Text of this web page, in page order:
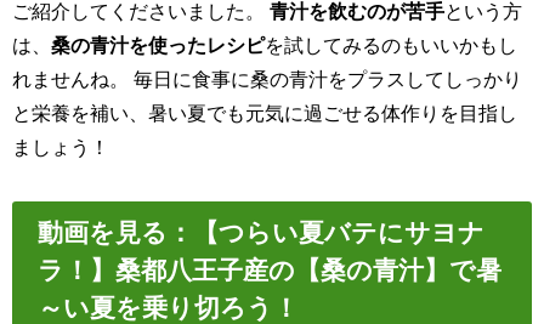
ご紹介してくださいました。 青汁を飲むのが苦手という方
は、 桑の青汁を使ったレシピを試してみるのもいいかもし
れませんね。 毎日に食事に桑の青汁をプラスしてしっかり
と栄養を補い、暑い夏でも元気に過ごせる体作りを目指し
ましょう！
動画を見る：【つらい夏バテにサヨナ
ラ！】桑都八王子産の【桑の青汁】で暑
～い夏を乗り切ろう！